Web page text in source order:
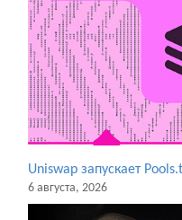
Uniswap запускает
6 августа, 2026